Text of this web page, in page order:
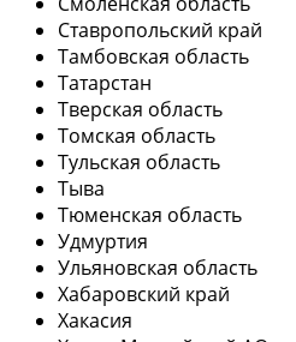
Ставропольский край
Тамбовская область
Татарстан
Тверская область
Томская область
Тульская область
Тыва
Тюменская область
Удмуртия
Ульяновская область
Хабаровский край
Хакасия